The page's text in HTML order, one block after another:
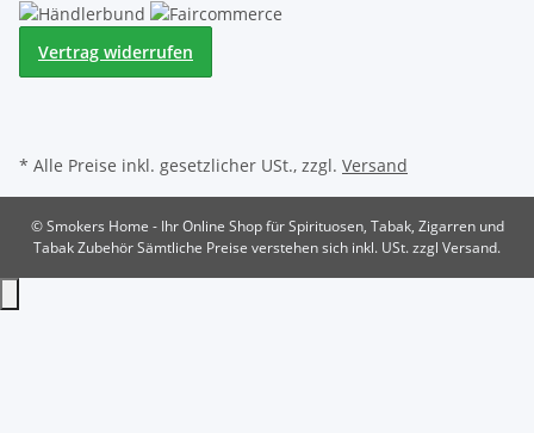
Vertrag widerrufen
* Alle Preise inkl. gesetzlicher USt., zzgl. Versand
© Smokers Home - Ihr Online Shop für Spirituosen, Tabak, Zigarren und
Tabak ZubehörSämtliche Preise verstehen sich inkl. USt. zzgl Versand.